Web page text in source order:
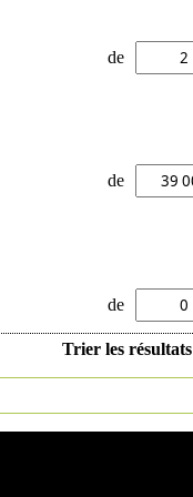
de
de
de
Trier les résultats